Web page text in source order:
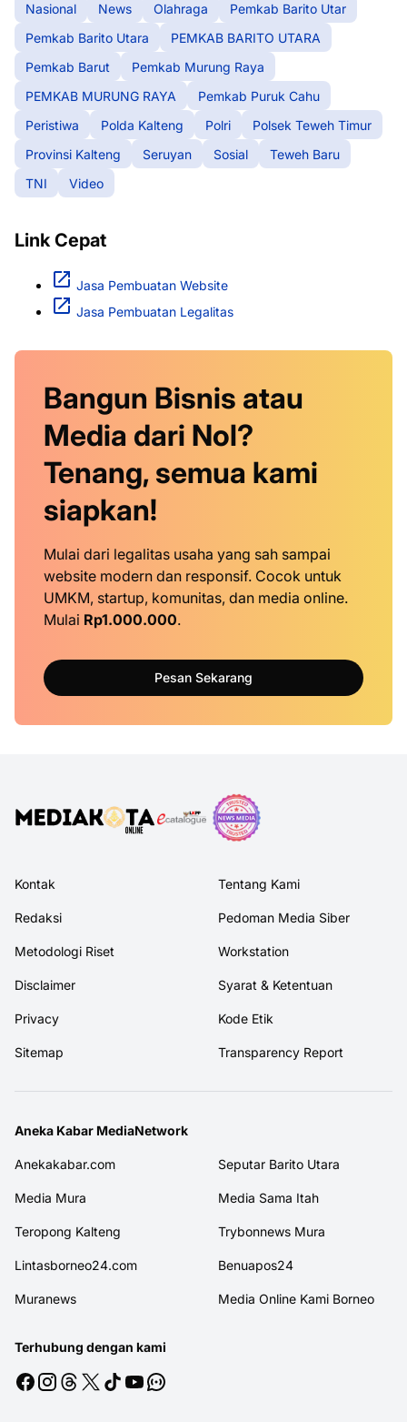
Nasional
News Olahraga
Pemkab Barito Utar
Pemkab Barito Utara
PEMKAB BARITO UTARA
Pemkab Barut
Pemkab Murung Raya
PEMKAB MURUNG RAYA
Pemkab Puruk Cahu
Peristiwa
Polda Kalteng Polri
Polsek Teweh Timur
Provinsi Kalteng
Seruyan Sosial
Teweh Baru
TNI
Video
Link Cepat
Jasa Pembuatan Website
Jasa Pembuatan Legalitas
Bangun Bisnis atau
Media dari Nol?
Tenang, semua kami
siapkan!
Mulai dari legalitas usaha yang sah sampai
website modern dan responsif. Cocok untuk
UMKM, startup, komunitas, dan media online.
Mulai Rp1.000.000.
Pesan Sekarang
Kontak Tentang Kami
Redaksi Pedoman Media Siber
Metodologi Riset Workstation
Disclaimer Syarat & Ketentuan
Privacy Kode Etik
Sitemap Transparency Report
Aneka Kabar MediaNetwork
Anekakabar.com Seputar Barito Utara
Media Mura Media Sama Itah
Teropong Kalteng Trybonnews Mura
Lintasborneo24.com Benuapos24
Muranews Media Online Kami Borneo
Terhubung dengan kami